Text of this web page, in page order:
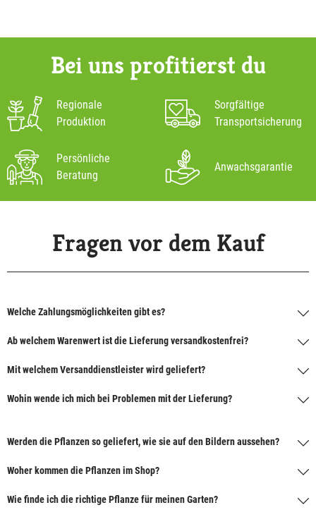
Bei uns profitierst du
Regionale
Produktion
Sorgfältige
Transportsicherung
Persönliche
Beratung
Anwachsgarantie
Fragen vor dem Kauf
Welche Zahlungsmöglichkeiten gibt es?
Ab welchem Warenwert ist die Lieferung versandkostenfrei?
Mit welchem Versanddienstleister wird geliefert?
Wohin wende ich mich bei Problemen mit der Lieferung?
Werden die Pflanzen so geliefert, wie sie auf den Bildern aussehen?
Woher kommen die Pflanzen im Shop?
Wie finde ich die richtige Pflanze für meinen Garten?